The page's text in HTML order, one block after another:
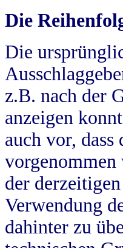
Die
Die
z.B. nach der
anzeigen
auch vor,
der
Verwendung
dahinter zu